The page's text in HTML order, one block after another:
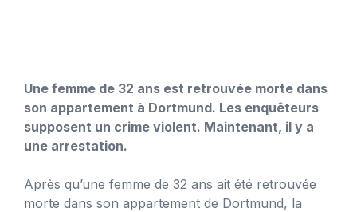
Une femme de 32 ans est retrouvée morte dans
son appartement à Dortmund. Les enquêteurs
supposent un crime violent. Maintenant, il y a
une arrestation.
Après qu’une femme de 32 ans ait été retrouvée
morte dans son appartement de Dortmund, la